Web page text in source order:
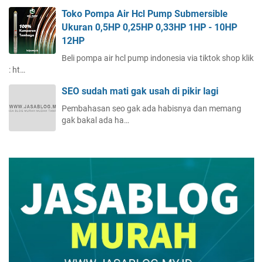
Toko Pompa Air Hcl Pump Submersible
Ukuran 0,5HP 0,25HP 0,33HP 1HP - 10HP
12HP
Beli pompa air hcl pump indonesia via tiktok shop klik
: ht…
SEO sudah mati gak usah di pikir lagi
Pembahasan seo gak ada habisnya dan memang
gak bakal ada ha…